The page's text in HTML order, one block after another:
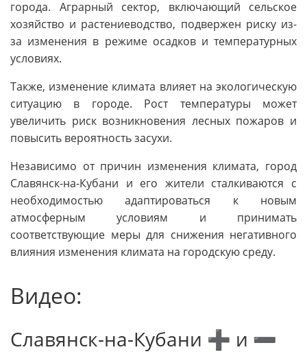
города. Аграрный сектор, включающий сельское
хозяйство и растениеводство, подвержен риску из-
за изменения в режиме осадков и температурных
условиях.
Также, изменение климата влияет на экологическую
ситуацию в городе. Рост температуры может
увеличить риск возникновения лесных пожаров и
повысить вероятность засухи.
Независимо от причин изменения климата, город
Славянск-на-Кубани и его жители сталкиваются с
необходимостью адаптироваться к новым
атмосферным условиям и принимать
соответствующие меры для снижения негативного
влияния изменения климата на городскую среду.
Видео:
Славянск-на-Кубани ➕ и ➖